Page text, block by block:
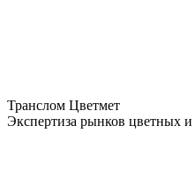
Транслом Цветмет
Экспертиза рынков цветных и